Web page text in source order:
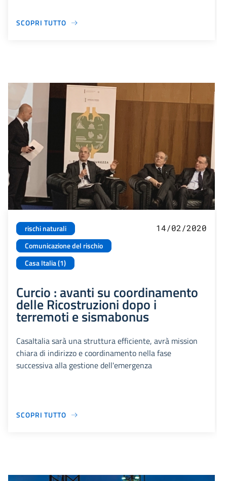
SCOPRI TUTTO
rischi naturali
Comunicazione del rischio
Casa Italia (1)
14/02/2020
Curcio : avanti su coordinamento
delle Ricostruzioni dopo i
terremoti e sismabonus
CasaItalia sarà una struttura efficiente, avrà mission
chiara di indirizzo e coordinamento nella fase
successiva alla gestione dell'emergenza
SCOPRI TUTTO